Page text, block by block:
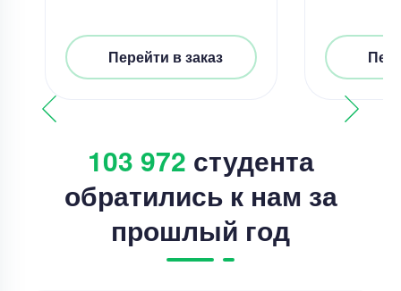
Перейти в заказ
103 972 студента
обратились к нам за
прошлый год